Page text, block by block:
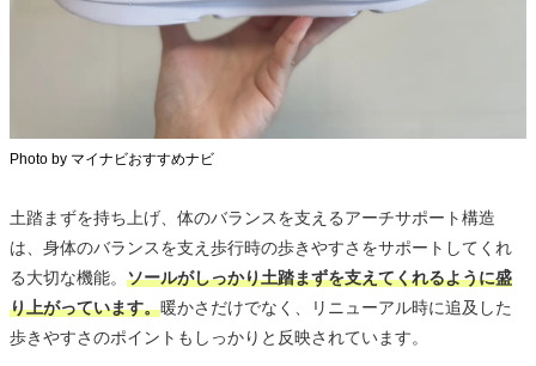
Photo by マイナビおすすめナビ
土踏まずを持ち上げ、体のバランスを支えるアーチサポート構造
は、身体のバランスを支え歩行時の歩きやすさをサポートしてくれ
る大切な機能。 ソールがしっかり土踏まずを支えてくれるように盛
り上がっています。暖かさだけでなく、リニューアル時に追及した
歩きやすさのポイントもしっかりと反映されています。